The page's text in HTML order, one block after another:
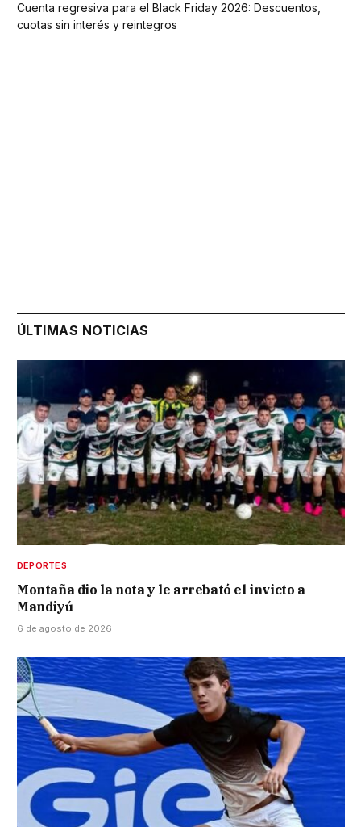
Cuenta regresiva para el Black Friday 2026: Descuentos,
cuotas sin interés y reintegros
ÚLTIMAS NOTICIAS
DEPORTES
Montaña dio la nota y le arrebató el invicto a
Mandiyú
6 de agosto de 2026